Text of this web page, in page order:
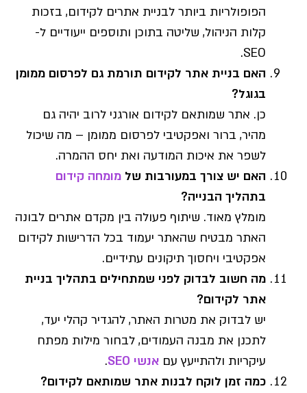
הפופולריות ביותר לבניית אתרים לקידום, בזכות
קלות הניהול, שליטה בתוכן ותוספים ייעודיים ל-
SEO.
האם בניית אתר לקידום תורמת גם לפרסום ממומן
בגוגל?
כן. אתר שמותאם לקידום אורגני לרוב יהיה גם
מהיר, ברור ואפקטיבי לפרסום ממומן – מה שיכול
לשפר את איכות המודעה ואת יחס ההמרה.
האם יש צורך במעורבות של מומחה קידום
בתהליך הבנייה?
מומלץ מאוד. שיתוף פעולה בין מקדם אתרים לבונה
האתר מבטיח שהאתר יעמוד בכל הדרישות לקידום
אפקטיבי ויחסוך תיקונים עתידיים.
מה חשוב לבדוק לפני שמתחילים בתהליך בניית
אתר לקידום?
יש לבדוק את מטרות האתר, להגדיר קהלי יעד,
לתכנן את מבנה העמודים, לבחור מילות מפתח
עיקריות ולהתייעץ עם אנשי SEO
.
כמה זמן לוקח לבנות אתר שמותאם לקידום?